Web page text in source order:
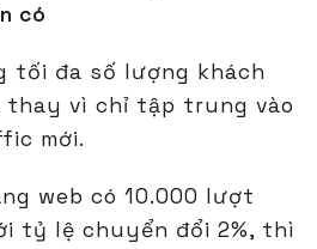
có
tối đa số lượng khách
vì chỉ tập trung vào
mới.
web có 10.000 lượt
tỷ lệ chuyển đổi 2%, thì